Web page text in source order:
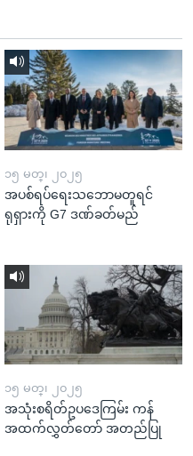
၁၅ မတ္၊ ၂၀၂၅
အပစ်ရပ်ရေးသဘောမတူရင်
ရုရှားကို G7 ဒဏ်ခတ်မည်
၁၅ မတ္၊ ၂၀၂၅
အသုံးစရိတ်ဥပဒေကြမ်း ကန်
အထက်လွှတ်တော် အတည်ပြု